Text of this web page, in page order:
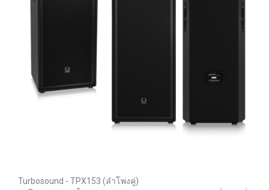
Turbosound - TPX153 (ลำโพงคู่)